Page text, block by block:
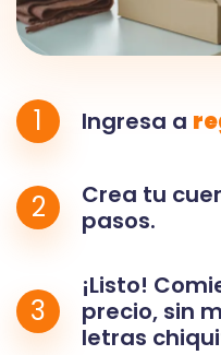
1 Ingresa a
2
Crea tu
pasos.
3
¡Listo!
precio, sin
letras